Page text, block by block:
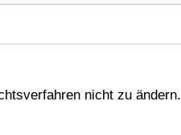
nicht zu ändern.